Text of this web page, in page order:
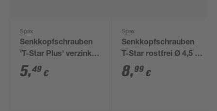
Spax
Senkkopfschrauben
'T-Star Plus' verzinkt
Ø 4 x 40 mm 25 Stück
5,49 €
Spax
Senkkopfschrauben
T-Star rostfrei Ø 4,5 x
60 mm 25 Stück
8,99 €